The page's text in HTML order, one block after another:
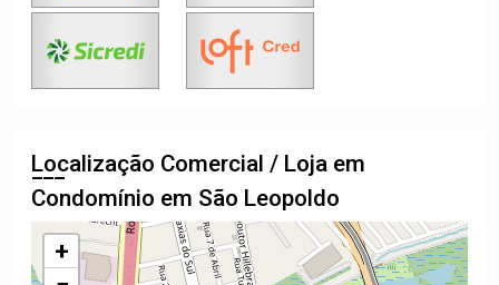
Localização Comercial / Loja em
Condomínio em São Leopoldo
+